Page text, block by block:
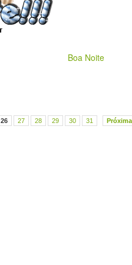
Boa Noite
26 27 28 29 30 31 Próxima